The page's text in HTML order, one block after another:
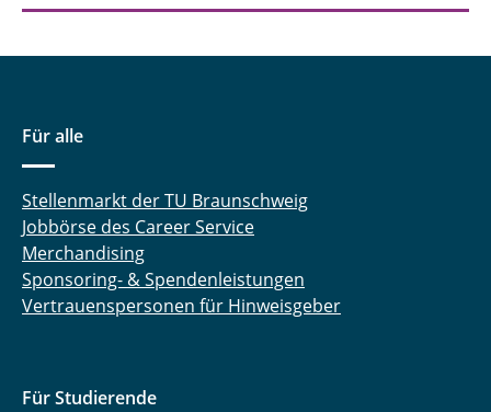
Für alle
Stellenmarkt der TU Braunschweig
Jobbörse des Career Service
Merchandising
Sponsoring- & Spendenleistungen
Vertrauenspersonen für Hinweisgeber
Für Studierende